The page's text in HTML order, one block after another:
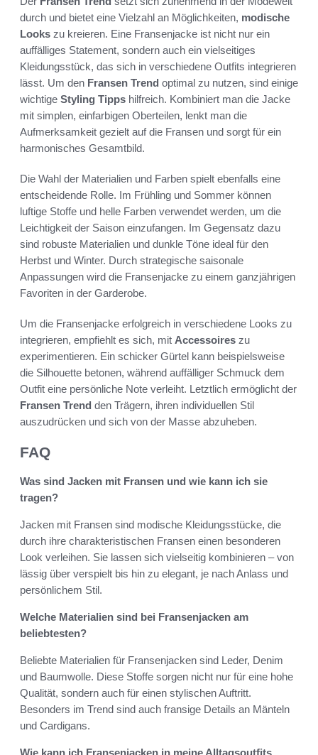
durch und bietet eine Vielzahl an Möglichkeiten, modische
Looks zu kreieren. Eine Fransenjacke ist nicht nur ein
auffälliges Statement, sondern auch ein vielseitiges
Kleidungsstück, das sich in verschiedene Outfits integrieren
lässt. Um den Fransen Trend optimal zu nutzen, sind einige
wichtige Styling Tipps hilfreich. Kombiniert man die Jacke
mit simplen, einfarbigen Oberteilen, lenkt man die
Aufmerksamkeit gezielt auf die Fransen und sorgt für ein
harmonisches Gesamtbild.
Die Wahl der Materialien und Farben spielt ebenfalls eine
entscheidende Rolle. Im Frühling und Sommer können
luftige Stoffe und helle Farben verwendet werden, um die
Leichtigkeit der Saison einzufangen. Im Gegensatz dazu
sind robuste Materialien und dunkle Töne ideal für den
Herbst und Winter. Durch strategische saisonale
Anpassungen wird die Fransenjacke zu einem ganzjährigen
Favoriten in der Garderobe.
Um die Fransenjacke erfolgreich in verschiedene Looks zu
integrieren, empfiehlt es sich, mit Accessoires zu
experimentieren. Ein schicker Gürtel kann beispielsweise
die Silhouette betonen, während auffälliger Schmuck dem
Outfit eine persönliche Note verleiht. Letztlich ermöglicht der
Fransen Trend den Trägern, ihren individuellen Stil
auszudrücken und sich von der Masse abzuheben.
FAQ
Was sind Jacken mit Fransen und wie kann ich sie
tragen?
Jacken mit Fransen sind modische Kleidungsstücke, die
durch ihre charakteristischen Fransen einen besonderen
Look verleihen. Sie lassen sich vielseitig kombinieren – von
lässig über verspielt bis hin zu elegant, je nach Anlass und
persönlichem Stil.
Welche Materialien sind bei Fransenjacken am
beliebtesten?
Beliebte Materialien für Fransenjacken sind Leder, Denim
und Baumwolle. Diese Stoffe sorgen nicht nur für eine hohe
Qualität, sondern auch für einen stylischen Auftritt.
Besonders im Trend sind auch fransige Details an Mänteln
und Cardigans.
Wie kann ich Fransenjacken in meine Alltagsoutfits